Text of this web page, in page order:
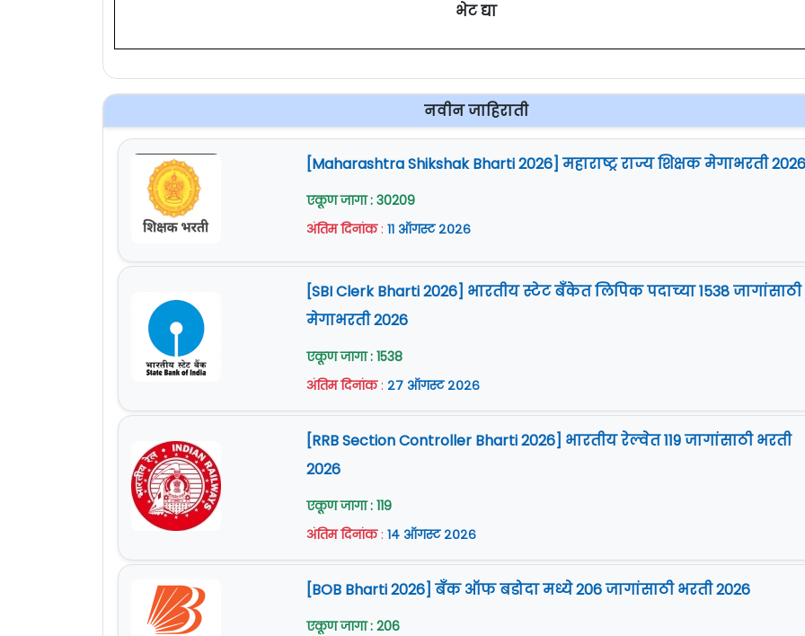
भेट द्या
नवीन जाहिराती
[Maharashtra Shikshak Bharti 2026] महाराष्ट्र राज्य शिक्षक मेगाभरती 2026
एकूण जागा : 30209
अंतिम दिनांक: ११ ऑगस्ट २०२६
[SBI Clerk Bharti 2026] भारतीय स्टेट बँकेत लिपिक पदाच्या 1538 जागांसाठी
मेगाभरती 2026
एकूण जागा : 1538
अंतिम दिनांक: २७ ऑगस्ट २०२६
[RRB Section Controller Bharti 2026] भारतीय रेल्वेत 119 जागांसाठी भरती
2026
एकूण जागा : 119
अंतिम दिनांक: १४ ऑगस्ट २०२६
[BOB Bharti 2026] बँक ऑफ बडोदा मध्ये 206 जागांसाठी भरती 2026
एकूण जागा : 206